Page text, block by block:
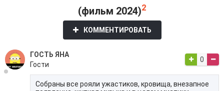
(фильм 2024)2
КОММЕНТИРОВАТЬ
ГОСТЬ ЯНА
Гости
0
Собраны все рояли ужастиков, кровища, внезапное